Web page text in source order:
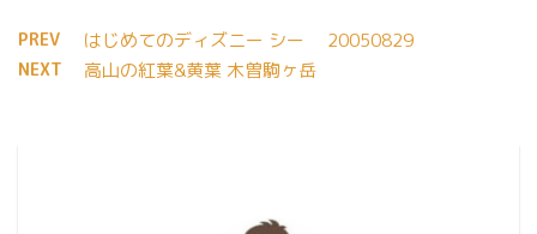
PREV はじめてのディズニー シー 20050829
NEXT 高山の紅葉&黄葉 木曽駒ヶ岳